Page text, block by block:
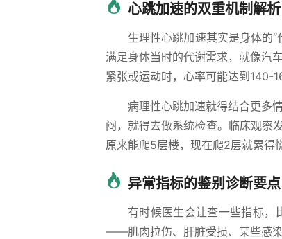
心跳加速的双重机制解析
生理性心跳加速其实是身体的
满足身体当时的代谢需求，就像汽
紧张或运动时，心率可能达到140-
病理性心跳加速就得结合更多
闷，就得去做系统检查。临床观察
原来能爬5层楼，现在爬2层就累得慌
异常指标的鉴别诊断要点
有时候医生会让查一些指标，
——肌肉拉伤、肝脏受损、某些感染